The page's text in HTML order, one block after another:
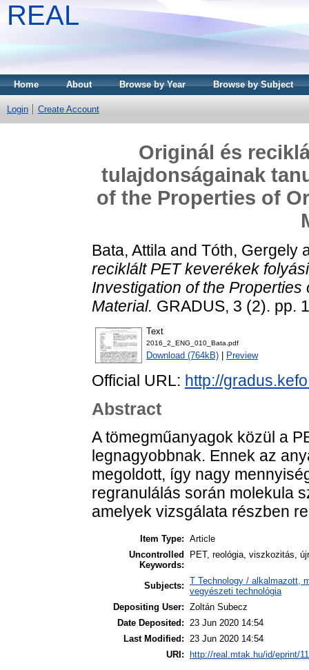
REAL
Home About Browse by Year Browse by Subject
Login Create Account
Originál és
tulajdonságainak
of the Properties of
Bata, Attila and Tóth, Gergely
reciklált PET keverékek
Investigation of the
Material. GRADUS, 3 (2). pp.
Text
2016_2_ENG_010_Bata.pdf
Download (764kB) Preview
Official URL: http://
Abstract
A tömegműanyagok közül a
legnagyobbnak. Ennek az
megoldott, így nagy
regranulálás során molekula
amelyek vizsgálata részben
Item Type: Article
Uncontrolled
Keywords:
PET, reológia, viszkozitás,
Subjects: T Technology / alkalmazott,
vegyészeti technológia
Depositing User: Zoltán Subecz
Date Deposited:
23 Jun 2020 14:54
Last Modified:
23 Jun 2020 14:54
URI:
http://real.mtak.hu/id/eprint/